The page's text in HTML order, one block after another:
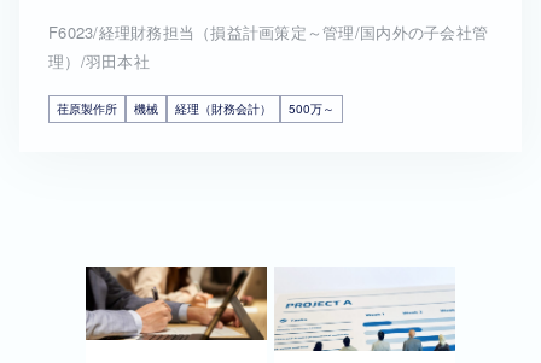
F6023/経理財務担当（損益計画策定～管理/国内外の子会社管
理）/羽田本社
荏原製作所 機械 経理（財務会計） 500万～